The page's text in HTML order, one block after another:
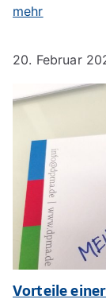
mehr
20. Februar
Vorteile